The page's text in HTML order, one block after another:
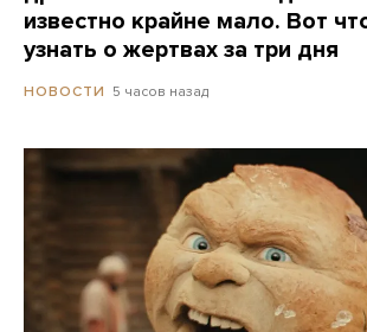
известно крайне мало. Вот
узнать о жертвах за три дня
НОВОСТИ 5 часов назад